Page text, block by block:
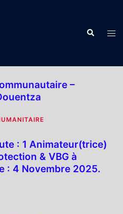
–
: 1 Animateur(trice)
& VBG à
: 4 Novembre 2025.